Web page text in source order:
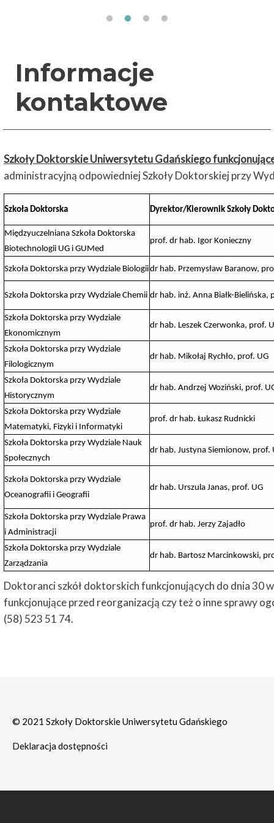
Informacje
kontaktowe
Szkoły Doktorskie Uniwersytetu Gdańskiego
administracyjną odpowiedniej Szkoły Doktorskiej przy
Szkoła Doktorska Dyrektor/Kierownik Szkoły
Międzyuczelniana Szkoła Doktorska
Biotechnologii UG i GUMed
prof. dr hab. Igor Konieczny
Szkoła Doktorska przy Wydziale Biologiidr hab. Przemysław Baranow,
Szkoła Doktorska przy Wydziale Chemii dr hab. inż. Anna Białk-Bielińska,
Szkoła Doktorska przy Wydziale
Ekonomicznym
dr hab. Leszek Czerwonka, prof.
Szkoła Doktorska przy Wydziale
Filologicznym
dr hab. Mikołaj Rychło, prof. UG
Szkoła Doktorska przy Wydziale
Historycznym
dr hab. Andrzej Woziński, prof.
Szkoła Doktorska przy Wydziale
Matematyki, Fizyki i Informatyki
prof. dr hab. Łukasz Rudnicki
Szkoła Doktorska przy Wydziale Nauk
Społecznych
dr hab. Justyna Siemionow, prof.
Szkoła Doktorska przy Wydziale
Oceanografii i Geografii
dr hab. Urszula Janas, prof. UG
Szkoła Doktorska przy Wydziale Prawa
i Administracji
prof. dr hab. Jerzy Zajadło
Szkoła Doktorska przy Wydziale
Zarządzania
dr hab. Bartosz Marcinkowski,
Doktoranci szkół doktorskich funkcjonujących do dnia 30
funkcjonujące przed reorganizacją czy też o inne sprawy
(58) 523 51 74.
© 2021 Szkoły Doktorskie Uniwersytetu Gdańskiego
Deklaracja dostępności